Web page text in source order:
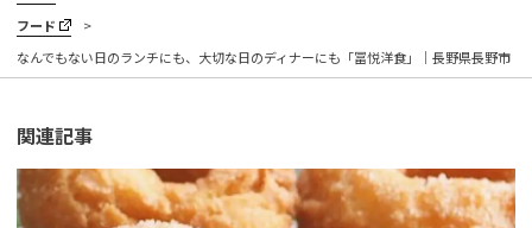
フード
なんでもない日のランチにも、大切な日のディナーにも「冨悦洋食」｜長野県長野市
関連記事